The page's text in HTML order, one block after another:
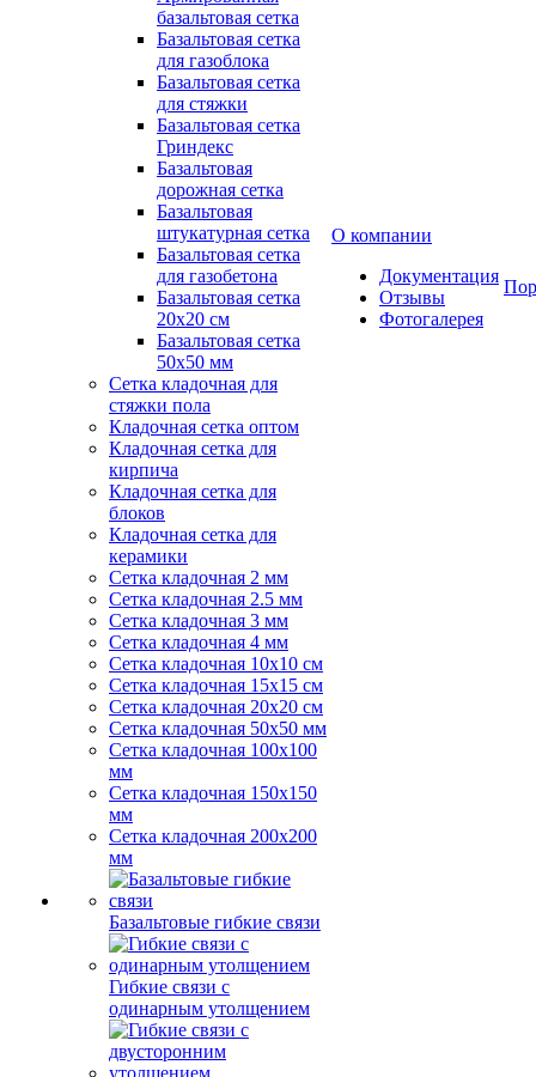
базальтовая сетка
Базальтовая сетка
для газоблока
Базальтовая сетка
для стяжки
Базальтовая сетка
Гриндекс
Базальтовая
дорожная сетка
Базальтовая
штукатурная сетка
Базальтовая сетка
для газобетона
Базальтовая сетка
20x20 см
Базальтовая сетка
50x50 мм
Сетка кладочная для
стяжки пола
Кладочная сетка оптом
Кладочная сетка для
кирпича
Кладочная сетка для
блоков
Кладочная сетка для
керамики
Сетка кладочная 2 мм
Сетка кладочная 2.5 мм
Сетка кладочная 3 мм
Сетка кладочная 4 мм
Сетка кладочная 10x10 см
Сетка кладочная 15x15 см
Сетка кладочная 20x20 см
Сетка кладочная 50x50 мм
Сетка кладочная 100x100
мм
Сетка кладочная 150x150
мм
Сетка кладочная 200x200
мм
Базальтовые гибкие связи
Гибкие связи с
одинарным утолщением
О компании
Документация
Отзывы
Фотогалерея